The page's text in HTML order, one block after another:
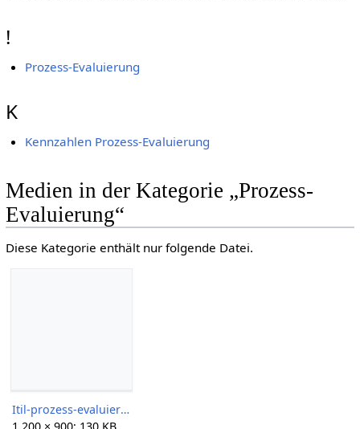
!
Prozess-Evaluierung
K
Kennzahlen Prozess-Evaluierung
Medien in der Kategorie „Prozess-
Evaluierung“
Diese Kategorie enthält nur folgende Datei.
Itil-prozess-evaluierung.jpg